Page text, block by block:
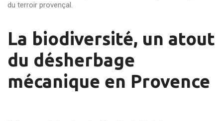
du terroir provençal.
La biodiversité, un atout
du désherbage
mécanique en Provence